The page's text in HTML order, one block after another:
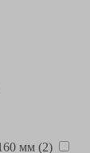
мм (2)